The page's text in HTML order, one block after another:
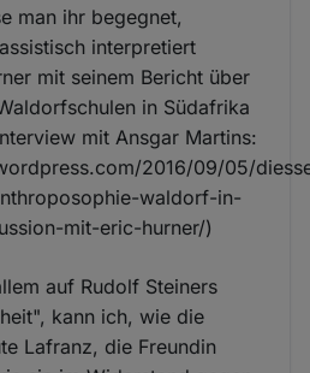
man ihr begegnet,
interpretiert
mit seinem Bericht über
in Südafrika
mit Ansgar Martins:
2016/09/05/
waldorf-in-
mit-eric-hurner/)
auf Rudolf Steiners
kann ich, wie die
Lafranz, die Freundin